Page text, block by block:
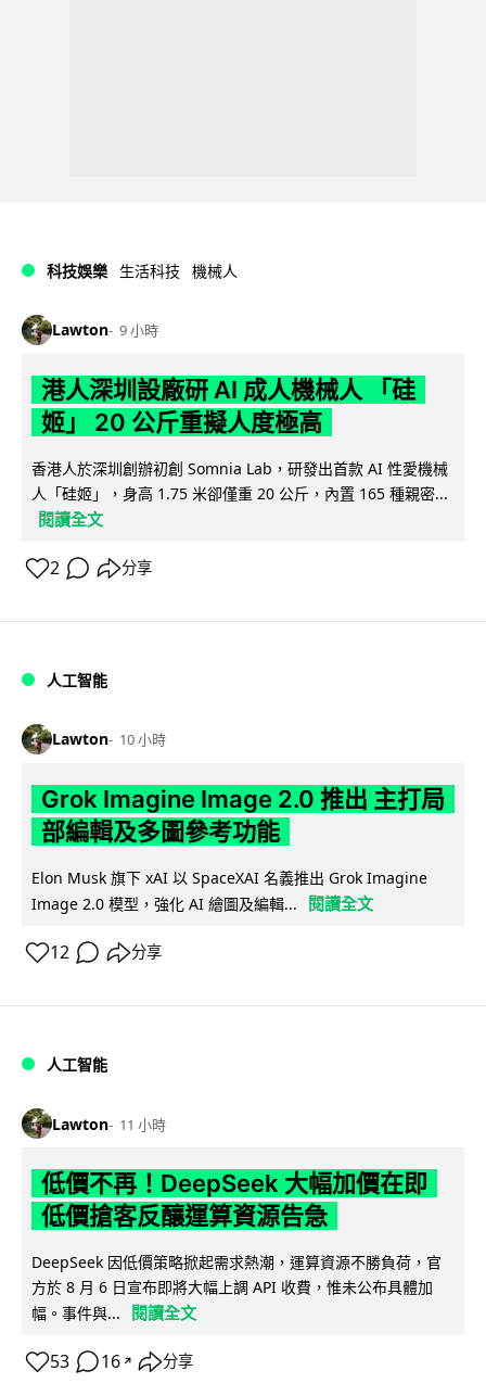
科技娛樂 生活科技 機械人
Lawton 9 小時
港人深圳設廠研 AI 成人機械人 「硅
姬」 20 公斤重擬人度極高
香港人於深圳創辦初創 Somnia Lab，研發出首款 AI 性愛機械
人「硅姬」，身高 1.75 米卻僅重 20 公斤，內置 165 種親密...
閱讀全文
2 分享
人工智能
Lawton 10 小時
Grok Imagine Image 2.0 推出 主打局
部編輯及多圖參考功能
Elon Musk 旗下 xAI 以 SpaceXAI 名義推出 Grok Imagine
Image 2.0 模型，強化 AI 繪圖及編輯...
閱讀全文
12 分享
人工智能
Lawton 11 小時
低價不再！DeepSeek 大幅加價在即
低價搶客反釀運算資源告急
DeepSeek 因低價策略掀起需求熱潮，運算資源不勝負荷，官
方於 8 月 6 日宣布即將大幅上調 API 收費，惟未公布具體加
幅。事件與...
閱讀全文
53 16 ↗ 分享